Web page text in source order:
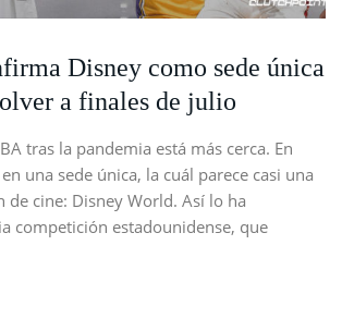
Disney como sede única
a finales de julio
tras la pandemia está más cerca. En
una sede única, la cuál parece casi una
de cine: Disney World. Así lo ha
competición estadounidense, que